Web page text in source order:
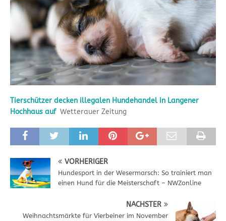
Tierschützer decken illegalen Hundehandel in Langener
Hochhaus auf Wetterauer Zeitung
VORHERIGER
Hundesport in der Wesermarsch: So trainiert man
einen Hund für die Meisterschaft – NWZonline
NÄCHSTER
Weihnachtsmärkte für Vierbeiner im November